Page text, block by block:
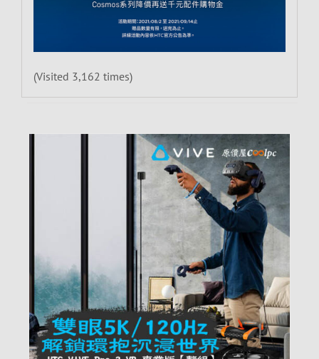
(Visited 3,162 times)